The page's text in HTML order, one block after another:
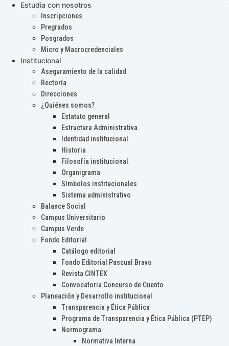
Estudia con nosotros
Inscripciones
Pregrados
Posgrados
Micro y Macrocredenciales
Institucional
Aseguramiento de la calidad
Rectoría
Direcciones
¿Quiénes somos?
Estatuto general
Estructura Administrativa
Identidad institucional
Historia
Filosofía institucional
Organigrama
Símbolos institucionales
Sistema administrativo
Balance Social
Campus Universitario
Campus Verde
Fondo Editorial
Catálogo editorial
Fondo Editorial Pascual Bravo
Revista CINTEX
Convocatoria Concurso de Cuento
Planeación y Desarrollo institucional
Transparencia y Ética Pública
Programa de Transparencia y Ética Pública (PTEP)
Normograma
Normativa Interna